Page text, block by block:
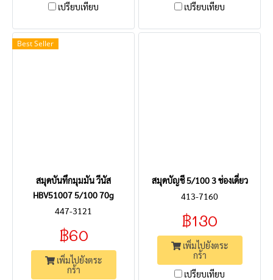
เปรียบเทียบ เปรียบเทียบ
Best Seller
สมุดบันทึกมุมมัน วีนัส
HBV51007 5/100 70g
447-3121
฿60
เพิ่มไปยังตระ
กร้า
สมุดบัญชี 5/100 3 ช่องเดี่ยว
413-7160
฿130
เพิ่มไปยังตระ
กร้า
เปรียบเทียบ